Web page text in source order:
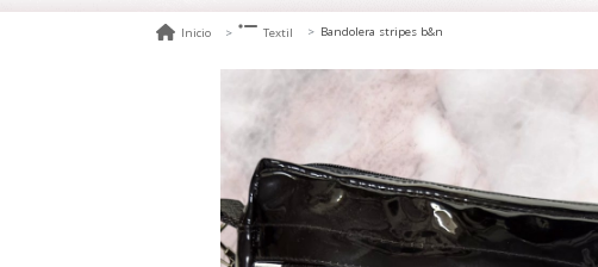
Inicio Textil Bandolera stripes b&n